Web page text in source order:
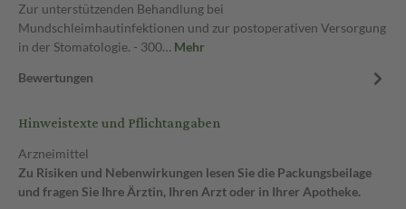
Zur unterstützenden Behandlung bei
Mundschleimhautinfektionen und zur postoperativen Versorgung
in der Stomatologie. - 300… Mehr
Bewertungen
Hinweistexte und Pflichtangaben
Arzneimittel
Zu Risiken und Nebenwirkungen lesen Sie die Packungsbeilage
und fragen Sie Ihre Ärztin, Ihren Arzt oder in Ihrer Apotheke.